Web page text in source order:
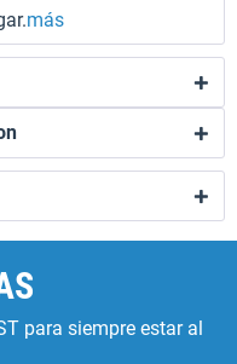
más
para siempre estar al